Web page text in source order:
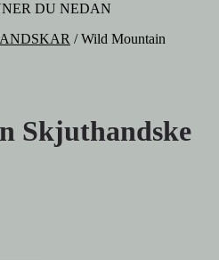
DU NEDAN
/Wild Mountain
Skjuthandske